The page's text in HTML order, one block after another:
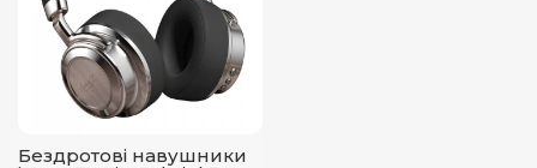
Бездротові навушники